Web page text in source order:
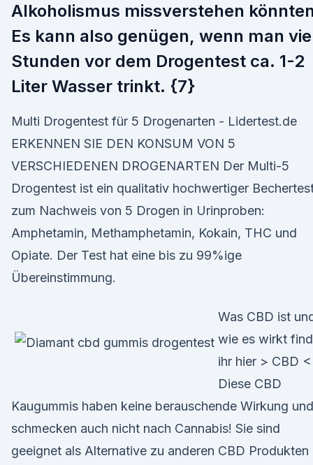
Alkoholismus missverstehen
Es kann also genügen, wenn man
Stunden vor dem Drogentest ca. 1-2
Liter Wasser trinkt. {7}
Multi Drogentest für 5 Drogenarten - Lidertest.de
ERKENNEN SIE DEN KONSUM VON 5
VERSCHIEDENEN DROGENARTEN Der Multi-5
Drogentest ist ein qualitativ hochwertiger
zum Nachweis von 5 Drogen in Urinproben:
Amphetamin, Methamphetamin, Kokain, THC und
Opiate. Der Test hat eine bis zu 99%ige
Übereinstimmung.
Was CBD ist
wie es wirkt
ihr hier > CBD <
Diese CBD
Kaugummis haben keine berauschende Wirkung und
schmecken auch nicht nach Cannabis! Sie sind
geeignet als Alternative zu anderen CBD Produkten